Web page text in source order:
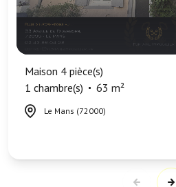
Maison 4 pièce(s)
1 chambre(s)
63 m²
Le Mans (72000)